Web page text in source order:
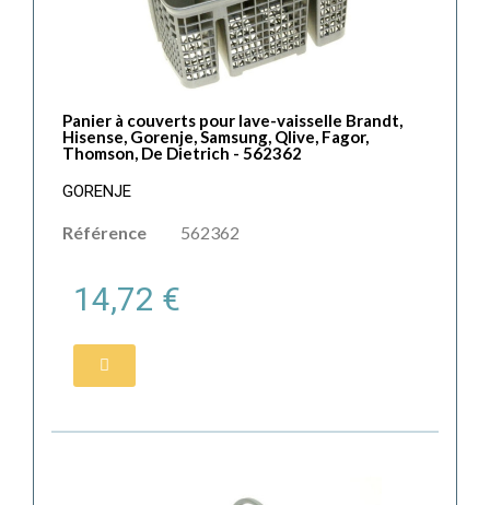
Panier à couverts pour lave-vaisselle Brandt,
Hisense, Gorenje, Samsung, Qlive, Fagor,
Thomson, De Dietrich - 562362
GORENJE
Référence 562362
14,72 €